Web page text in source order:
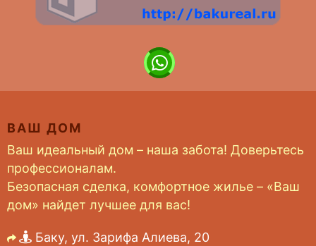
ВАШ ДОМ
Ваш идеальный дом – наша забота! Доверьтесь
профессионалам.
Безопасная сделка, комфортное жилье – «Ваш
дом» найдет лучшее для вас!
Баку, ул. Зарифа Алиева, 20